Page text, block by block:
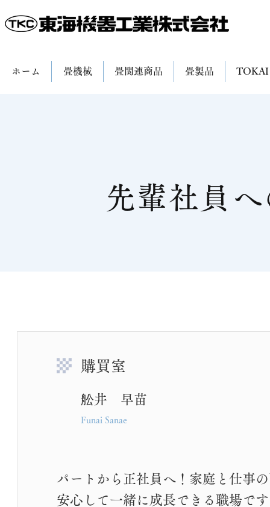
ホーム 畳機械 畳関連商品 畳製品 TOKAI
先輩社員
購買室
舩井 早苗
Funai Sanae
パートから正社員へ！ 家庭と仕事
安心して一緒に成長できる職場です